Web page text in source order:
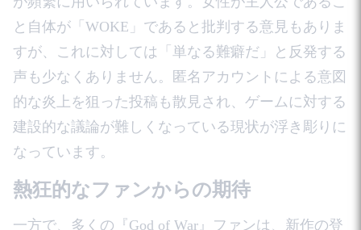
と自体が「WOKE」であると批判する意見もありま
すが、これに対しては「単なる難癖だ」と反発する
声も少なくありません。匿名アカウントによる意図
的な炎上を狙った投稿も散見され、ゲームに対する
建設的な議論が難しくなっている現状が浮き彫りに
なっています。
熱狂的なファンからの期待
一方で、多くの『God of War』ファンは、新作の登